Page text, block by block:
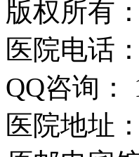
版权所有：
医院电话
QQ咨询：
医院地址